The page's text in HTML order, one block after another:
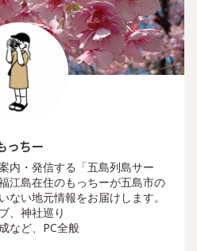
っちー
内・発信する「五島列島サー
江島在住のもっちーが五島市の
ない地元情報をお届けします。
、神社巡り
など、PC全般